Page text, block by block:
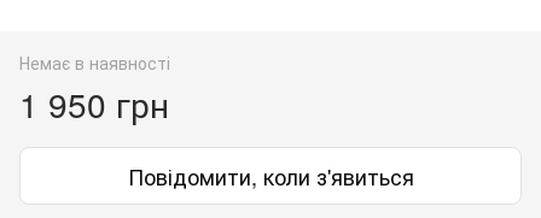
Немає в наявності
1 950 грн
Повідомити, коли з'явиться